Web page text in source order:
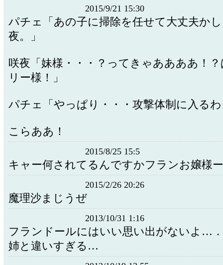
2015/9/21 15:30
パチェ「あの子に掃除を任せて大丈夫か
夜。」
咲夜「妹様・・・？ってきゃああああ！
リー様！」
パチェ「やっぱり・・・攻撃体制に入る
こらああ！
2015/8/25 15:5
キャー何されてるんですかフランお嬢様
2015/2/26 20:26
魔理沙まじうぜ
2013/10/31 1:16
フランドールにはいい思い出がないよ…
姉と違いすぎる…